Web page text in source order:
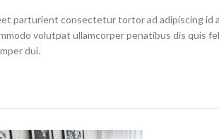
parturient consectetur tortor ad adipiscing id
volutpat ullamcorper penatibus dis quis
dui.